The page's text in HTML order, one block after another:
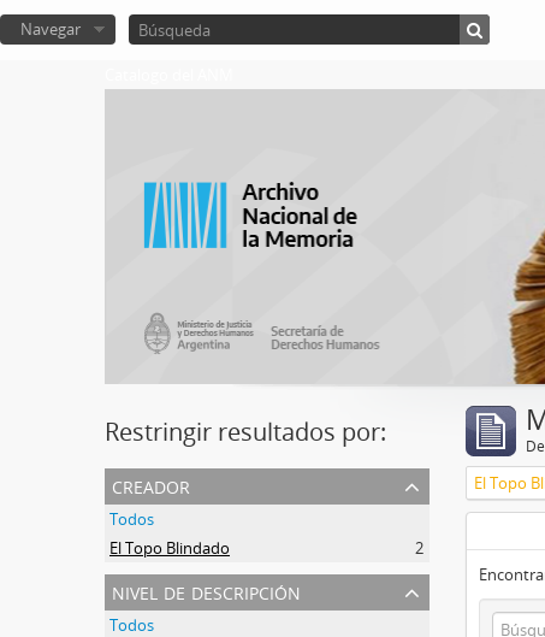
Navegar
Restringir resultados por:
creador
Todos
El Topo Blindado
2
nivel de descripción
Todos
El Topo